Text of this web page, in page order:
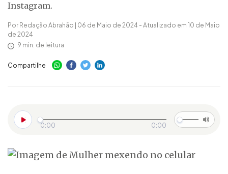
Instagram.
Por Redação Abrahão | 06 de Maio de 2024 - Atualizado em 10 de Maio
de 2024
9 min. de leitura
Compartilhe
0:00 0:00